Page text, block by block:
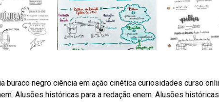
buraco negro ciência em ação cinética curiosidades curso
Alusões históricas para a redação enem. Alusões